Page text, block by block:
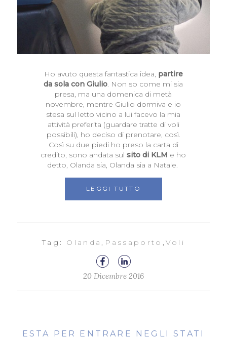
Ho avuto questa fantastica idea, partire
da sola con Giulio. Non so come mi sia
presa, ma una domenica di metà
novembre, mentre Giulio dormiva e io
stesa sul letto vicino a lui facevo la mia
attività preferita (guardare tratte di voli
possibili), ho deciso di prenotare, così.
Così su due piedi ho preso la carta di
credito, sono andata sulsito di KLM e ho
detto, Olanda sia, Olanda sia a Natale.
LEGGI TUTTO
Tag: Olanda , Passaporto , Voli
20 Dicembre 2016
ESTA PER ENTRARE NEGLI STATI